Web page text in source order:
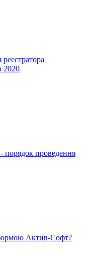
реєстратора
2020
- порядок проведення
Актив-Софт?